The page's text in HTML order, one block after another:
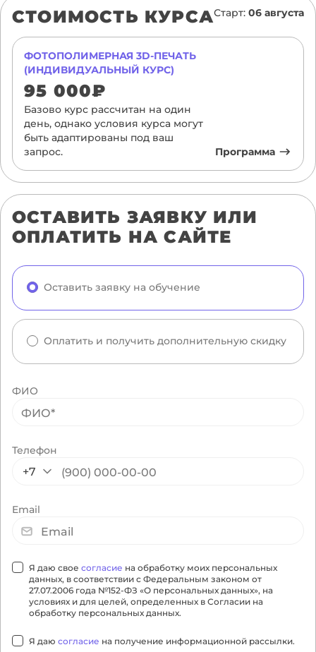
СТОИМОСТЬ КУРСАСтарт: 06 августа
ФОТОПОЛИМЕРНАЯ 3D-ПЕЧАТЬ
(ИНДИВИДУАЛЬНЫЙ КУРС)
95 000₽
Базово курс рассчитан на один
день, однако условия курса могут
быть адаптированы под ваш
запрос.
Программа
ОСТАВИТЬ ЗАЯВКУ ИЛИ
ОПЛАТИТЬ НА САЙТЕ
Оставить заявку на обучение
Оплатить и получить дополнительную скидку
ФИО
Телефон
+7
Email
Я даю свое согласие на обработку моих персональных
данных, в соответствии с Федеральным законом от
27.07.2006 года №152-ФЗ «О персональных данных», на
условиях и для целей, определенных в Согласии на
обработку персональных данных.
Я даю согласие на получение информационной рассылки.